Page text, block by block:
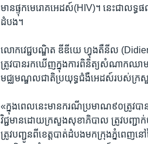
មាន​ផ្ទុក​មេរោគ​អេដស៍(HIV)។ នេះ​ជា​លទ្ធផ
ដំបង។
លោក​វេជ្ជបណ្ឌិត ​ឌីឌីយេ ហ្វុងតឺនីល (Didier
ត្រូវ​បាន​រក​ឃើញ​ក្នុង​ការ​ពិនិត្យ​សំណាក​ឈា
មជ្ឈមណ្ឌល​ជាតិ​ប្រយុទ្ធ​ជំងឺ​អេដស៍របស់​ក្រ
«ក្នុង​ពេល​នេះ​មាន​ករណី​ប្រមាណ​៩០​ត្រូវ​បា
វិជ្ជមាន​ដោយ​ក្រសួង​សុខា​ភិបាល ​ត្រូវ​បញ្ជាក់​
ត្រូវ​បញ្ជូន​ពី​ខេត្ត​បាត់ដំបង​មក​ក្រុង​ភ្នំពេញ​នៅ​